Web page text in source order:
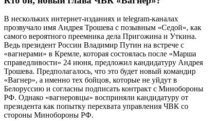
В нескольких интернет-изданиях и telegram-каналах
прозвучало имя Андрея Трошева с позывным «Седой», как
самого вероятного преемника дела Пригожина и Уткина.
Ведь президент России Владимир Путин на встрече с
«вагнерами» в Кремле, которая состоялась после «Марша
справедливости» 24 июня, предложил кандидатуру Андрея
Трошева. Предполагалось, что это будет новый командир
«Вагнер», а именно тех бойцов, которые не уйдут в
Белоруссию и согласны подписать контракт с Минобороны
РФ. Однако «вагнеровцы» восприняли кандидатуру от
президента как попытку перехвата управления ЧВК со
стороны Минобороны РФ.